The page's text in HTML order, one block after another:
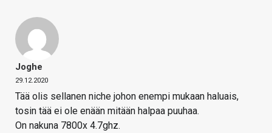
Joghe
29.12.2020
Tää olis sellanen niche johon enempi mukaan haluais,
tosin tää ei ole enään mitään halpaa puuhaa.
On nakuna 7800x 4.7ghz.